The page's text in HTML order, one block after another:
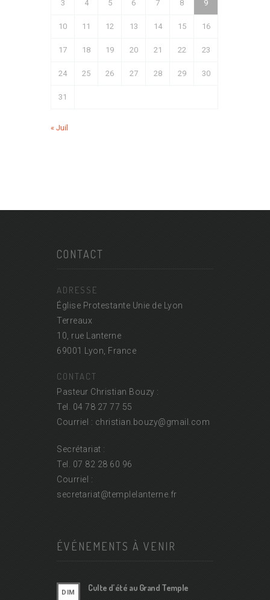
3 4 5 6 7 8 9
10 11 12 13 14 15 16
17 18 19 20 21 22 23
24 25 26 27 28 29 30
31
« Juil
CONTACT
ADRESSE
Église Protestante Unie de Lyon
Terreaux
10, rue Lanterne
69001 Lyon, France
CONTACT
Pasteur Christian Bouzy :
Tel. 04 78 27 77 55
Courriel : christian.bouzy@gmail.com
Secrétariat :
Tel. 07 82 28 60 96
Courriel :
secretariat@templelanterne.fr
ÉVÉNEMENTS À VENIR
DIM Culte d’été au Grand Temple